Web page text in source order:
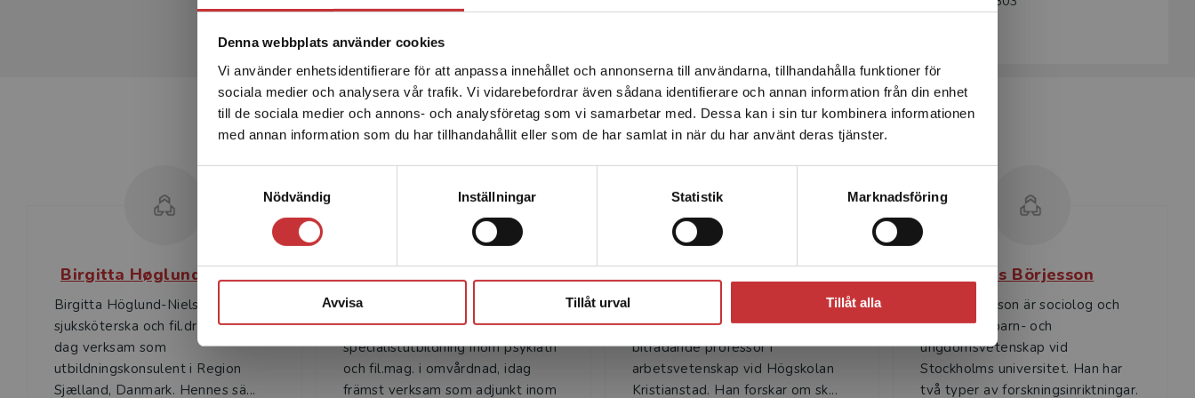
Denna webbplats använder cookies
Vi använder enhetsidentifierare för att anpassa innehållet och annonserna till användarna, tillhandahålla funktioner för
sociala medier och analysera vår trafik. Vi vidarebefordrar även sådana identifierare och annan information från din enhet
till de sociala medier och annons- och analysföretag som vi samarbetar med. Dessa kan i sin tur kombinera informationen
med annan information som du har tillhandahållit eller som de har samlat in när du har använt deras tjänster.
Nödvändig
Inställningar Statistik Marknadsföring
Avvisa Tillåt urval Tillåt alla
Det verkar som att du besöker studentlitteratur.se via en
enhet utanför Sverige. Vi erbjuder inte leveranser utanför
Sverige. För att kunna slutföra ett köp måste
leveransadressen vara i Sverige.Läs mer
Författare
Birgitta Høglund Nielsen
Birgitta Höglund-Nielsen är leg.
sjuksköterska och fil.dr i sociologi, i
dag verksam som
utbildningskonsulent i Region
Sjælland, Danmark. Hennes sä...
Monica Granskär
Monica Granskär är leg.
sjuksköterska med
specialistutbildning inom psykiatri
och fil.mag. i omvårdnad, idag
främst verksam som adjunkt inom
Sören Augustinsson
Sören Augustinsson är docent i
arbetsvetenskap och arbetar som
biträdande professor i
arbetsvetenskap vid Högskolan
Kristianstad. Han forskar om sk...
Mats Börjesson
Mats Börjesson är sociolog och
professor i barn- och
ungdomsvetenskap vid
Stockholms universitet. Han har
två typer av forskningsinriktningar.